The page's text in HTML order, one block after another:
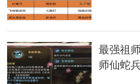
中国港澳台地区、新加坡、
游，国服有专门的团队运营
测。
最强祖
师仙蛇